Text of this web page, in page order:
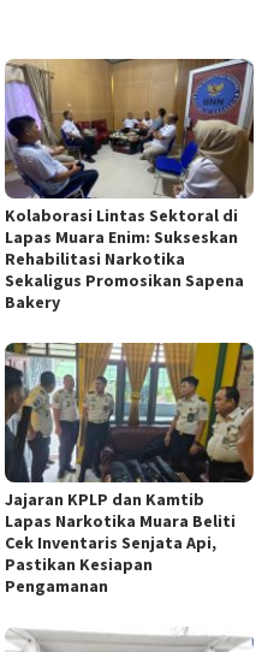
Kolaborasi Lintas Sektoral di
Lapas Muara Enim: Sukseskan
Rehabilitasi Narkotika
Sekaligus Promosikan Sapena
Bakery
Jajaran KPLP dan Kamtib
Lapas Narkotika Muara Beliti
Cek Inventaris Senjata Api,
Pastikan Kesiapan
Pengamanan